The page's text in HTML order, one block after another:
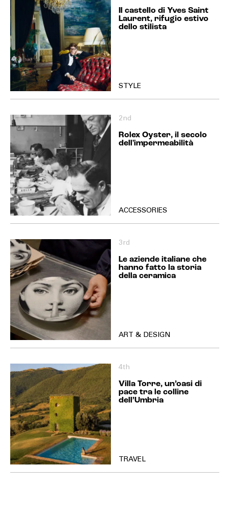
Il castello di Yves Saint
Laurent, rifugio estivo
dello stilista
STYLE
2nd
Rolex Oyster, il secolo
dell'impermeabilità
ACCESSORIES
3rd
Le aziende italiane che
hanno fatto la storia
della ceramica
ART & DESIGN
4th
Villa Torre, un’oasi di
pace tra le colline
dell’Umbria
TRAVEL